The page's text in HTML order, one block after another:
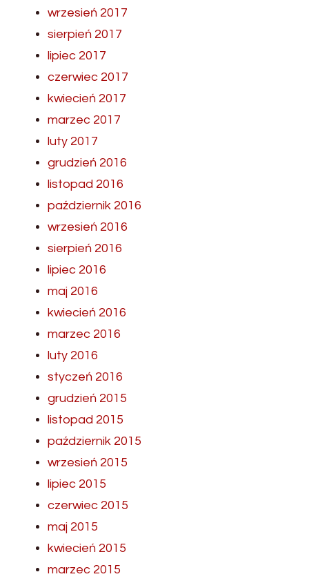
wrzesień 2017
sierpień 2017
lipiec 2017
czerwiec 2017
kwiecień 2017
marzec 2017
luty 2017
grudzień 2016
listopad 2016
październik 2016
wrzesień 2016
sierpień 2016
lipiec 2016
maj 2016
kwiecień 2016
marzec 2016
luty 2016
styczeń 2016
grudzień 2015
listopad 2015
październik 2015
wrzesień 2015
lipiec 2015
czerwiec 2015
maj 2015
kwiecień 2015
marzec 2015